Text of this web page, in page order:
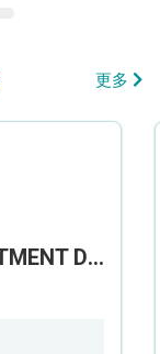
更多
THE REPULSE BAY RECRUITMENT DAY 淺水灣影灣園人才招聘會